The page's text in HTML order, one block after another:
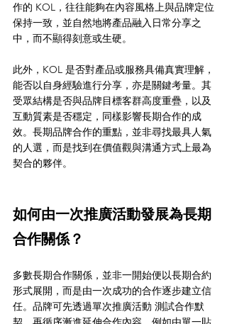
作的 KOL，往往能夠在內容風格上與品牌定位
保持一致，並自然地將產品融入日常分享之
中，而不顯得刻意或生硬。
此外，KOL 是否對產品或服務具備真實理解，
能否以自身經驗進行分享，亦是關鍵考量。其
受眾結構是否與品牌目標客群高度重疊，以及
互動質素是否穩定，同樣影響長期合作的成
效。長期品牌合作的重點，並非尋找最具人氣
的人選，而是找到在價值觀與溝通方式上最為
契合的夥伴。
如何由一次推廣活動發展為長期
合作關係？
多數長期合作關係，並非一開始便以長期合約
形式展開，而是由一次成功的合作逐步建立信
任。品牌可先透過單次推廣活動 測試合作默